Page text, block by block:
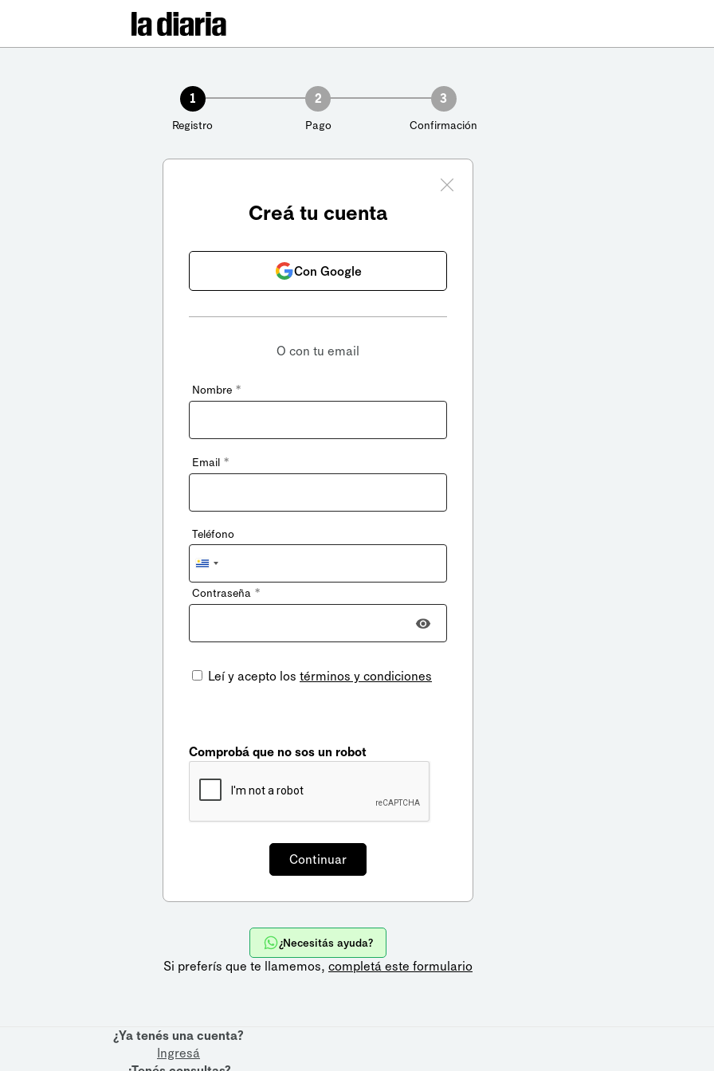
1
Registro
2
Pago
3
Confirmación
Creá tu cuenta
Con Google
O con tu email
Nombre *
Email *
Teléfono
Uruguay
+598
Contraseña *
Leí y acepto los términos y condiciones
Comprobá que no sos un robot
¿Necesitás ayuda?
Si preferís que te llamemos, completá este formulario
¿Ya tenés una cuenta?
Ingresá